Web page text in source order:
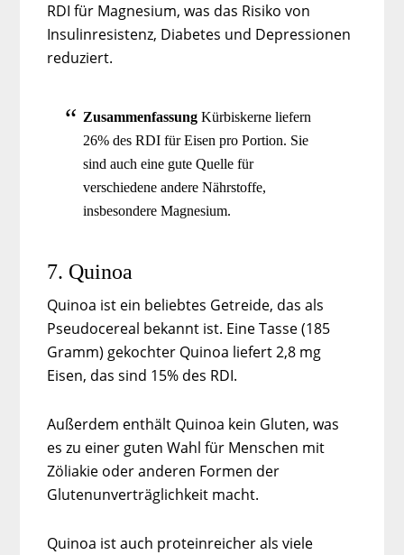
RDI für Magnesium, was das Risiko von
Insulinresistenz, Diabetes und Depressionen
reduziert.
Zusammenfassung Kürbiskerne liefern
26% des RDI für Eisen pro Portion. Sie
sind auch eine gute Quelle für
verschiedene andere Nährstoffe,
insbesondere Magnesium.
7. Quinoa
Quinoa ist ein beliebtes Getreide, das als
Pseudocereal bekannt ist. Eine Tasse (185
Gramm) gekochter Quinoa liefert 2,8 mg
Eisen, das sind 15% des RDI.
Außerdem enthält Quinoa kein Gluten, was
es zu einer guten Wahl für Menschen mit
Zöliakie oder anderen Formen der
Glutenunverträglichkeit macht.
Quinoa ist auch proteinreicher als viele